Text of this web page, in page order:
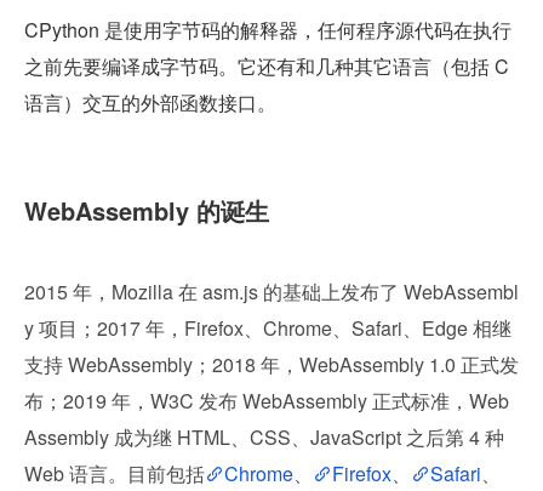
CPython 是使用字节码的解释器，任何程序源代码在执行
之前先要编译成字节码。它还有和几种其它语言（包括 C
语言）交互的外部函数接口。
WebAssembly 的诞生
2015 年，Mozilla 在 asm.js 的基础上发布了 WebAssembl
y 项目；2017 年，Firefox、Chrome、Safari、Edge 相继
支持 WebAssembly；2018 年，WebAssembly 1.0 正式发
布；2019 年，W3C 发布 WebAssembly 正式标准，Web
Assembly 成为继 HTML、CSS、JavaScript 之后第 4 种
Web 语言。目前包括
Chrome、 Firefox、 Safari、